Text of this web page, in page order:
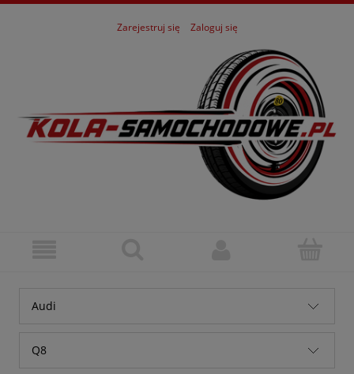
Zarejestruj się Zaloguj się
Audi
Q8